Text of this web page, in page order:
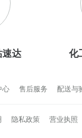
速达 化
心 售后服务 配送与
隐私政策 营业执照